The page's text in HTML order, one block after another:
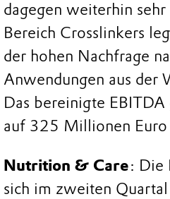
dagegen weiterhin
Bereich Crosslinkers
der hohen Nachfrage
Anwendungen aus der
Das bereinigte
auf 325 Millionen Euro
Nutrition & Care: Die
sich im zweiten